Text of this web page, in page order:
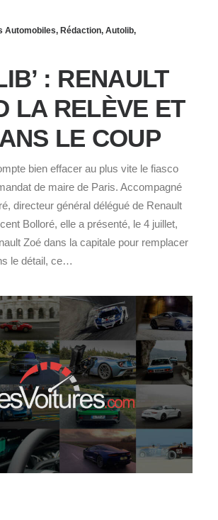
Automobiles, Rédaction, Autolib,
: RENAULT
LA RELÈVE ET
LE COUP
bien effacer au plus vite le fiasco
de maire de Paris. Accompagné
directeur général délégué de Renault
Bolloré, elle a présenté, le 4 juillet,
Zoé dans la capitale pour remplacer
le détail, ce…